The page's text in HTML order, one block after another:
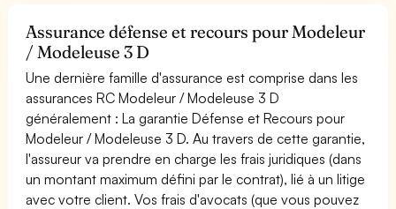
Assurance défense et recours pour Modeleur
/ Modeleuse 3 D
Une dernière famille d'assurance est comprise dans les
assurances RC Modeleur / Modeleuse 3 D
généralement : La garantie Défense et Recours pour
Modeleur / Modeleuse 3 D. Au travers de cette garantie,
l'assureur va prendre en charge les frais juridiques (dans
un montant maximum défini par le contrat), lié à un litige
avec votre client. Vos frais d'avocats (que vous pouvez